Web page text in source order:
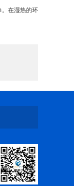
在湿热的环